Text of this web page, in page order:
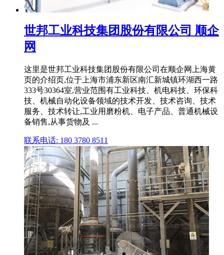
世邦工业科技集团股份有限公司 顺企
网
这里是世邦工业科技集团股份有限公司在顺企网上海黄
页的介绍页,位于上海市浦东新区南汇新城镇环湖西一路
333号30364室,营业范围有工业科技、机电科技、环保科
技、机械自动化设备领域的技术开发、技术咨询、技术
服务、技术转让,工业用磨粉机、电子产品、普通机械设
备销售,从事货物及 ...
联系电话: 180 3780 8511